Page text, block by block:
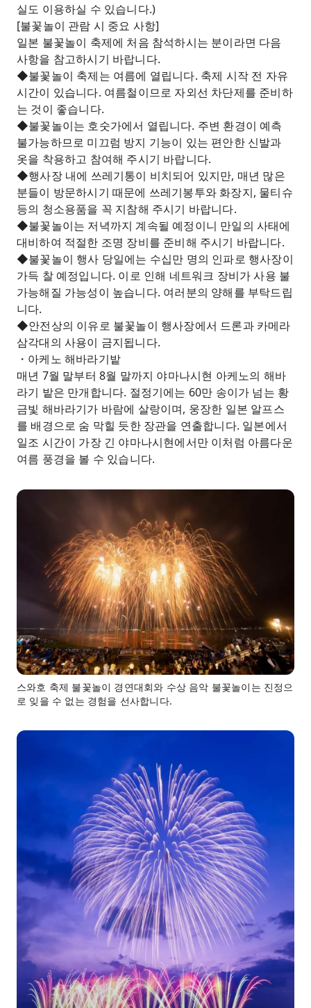
실도 이용하실 수 있습니다.)
[불꽃놀이 관람 시 중요 사항]
일본 불꽃놀이 축제에 처음 참석하시는 분이라면 다음
사항을 참고하시기 바랍니다.
◆불꽃놀이 축제는 여름에 열립니다. 축제 시작 전 자유
시간이 있습니다. 여름철이므로 자외선 차단제를 준비하
는 것이 좋습니다.
◆불꽃놀이는 호숫가에서 열립니다. 주변 환경이 예측
불가능하므로 미끄럼 방지 기능이 있는 편안한 신발과
옷을 착용하고 참여해 주시기 바랍니다.
◆행사장 내에 쓰레기통이 비치되어 있지만, 매년 많은
분들이 방문하시기 때문에 쓰레기봉투와 화장지, 물티슈
등의 청소용품을 꼭 지참해 주시기 바랍니다.
◆불꽃놀이는 저녁까지 계속될 예정이니 만일의 사태에
대비하여 적절한 조명 장비를 준비해 주시기 바랍니다.
◆불꽃놀이 행사 당일에는 수십만 명의 인파로 행사장이
가득 찰 예정입니다. 이로 인해 네트워크 장비가 사용 불
가능해질 가능성이 높습니다. 여러분의 양해를 부탁드립
니다.
◆안전상의 이유로 불꽃놀이 행사장에서 드론과 카메라
삼각대의 사용이 금지됩니다.
・아케노 해바라기밭
매년 7월 말부터 8월 말까지 야마나시현 아케노의 해바
라기 밭은 만개합니다. 절정기에는 60만 송이가 넘는 황
금빛 해바라기가 바람에 살랑이며, 웅장한 일본 알프스
를 배경으로 숨 막힐 듯한 장관을 연출합니다. 일본에서
일조 시간이 가장 긴 야마나시현에서만 이처럼 아름다운
여름 풍경을 볼 수 있습니다.
스와호 축제 불꽃놀이 경연대회와 수상 음악 불꽃놀이는 진정으
로 잊을 수 없는 경험을 선사합니다.